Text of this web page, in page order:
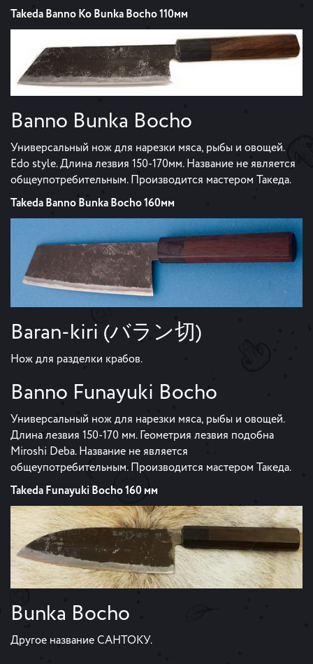
Takeda Banno Ko Bunka Bocho 110мм
Banno Bunka Bocho
Универсальный нож для нарезки мяса, рыбы и овощей.
Edo style. Длина лезвия 150-170мм. Название не является
общеупотребительным. Производится мастером Такеда.
Takeda Banno Bunka Bocho 160мм
Baran-kiri (バラン切)
Нож для разделки крабов.
Banno Funayuki Bocho
Универсальный нож для нарезки мяса, рыбы и овощей.
Длина лезвия 150-170 мм. Геометрия лезвия подобна
Miroshi Deba. Название не является
общеупотребительным. Производится мастером Такеда.
Takeda Funayuki Bocho 160 мм
Bunka Bocho
Другое название САНТОКУ.